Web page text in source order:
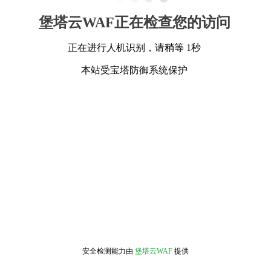
堡塔云WAF正在检查您的访问
正在进行人机识别，请稍等 1秒
本站受宝塔防御系统保护
安全检测能力由 堡塔云WAF 提供